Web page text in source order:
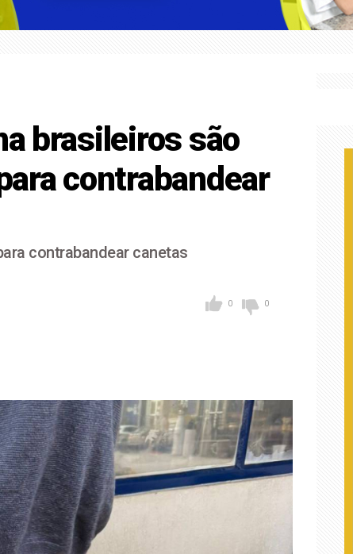
Sorocaba em alerta para ventos fortes
brasileiros são
contrabandear
contrabandear canetas
0 0